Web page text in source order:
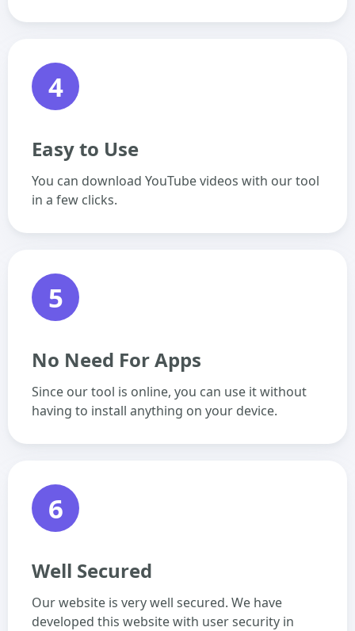
4
Easy to Use
You can download YouTube videos with our tool
in a few clicks.
5
No Need For Apps
Since our tool is online, you can use it without
having to install anything on your device.
6
Well Secured
Our website is very well secured. We have
developed this website with user security in